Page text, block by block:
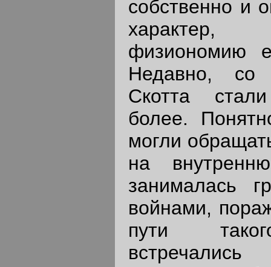
собственно и
физиономию
Недавно, со
Скотта
более.
могли
на
занималась
войнами,
пути